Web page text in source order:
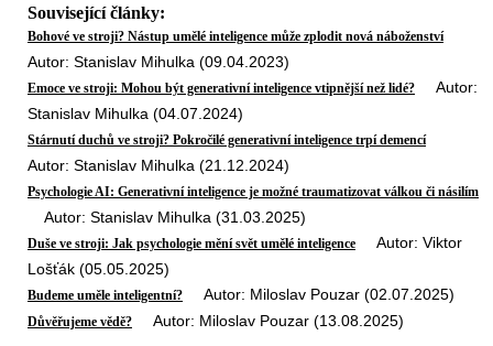
Související články:
Bohové ve stroji? Nástup umělé inteligence může zplodit nová náboženství
Autor: Stanislav Mihulka (09.04.2023)
Emoce ve stroji: Mohou být generativní inteligence vtipnější než lidé? Autor:
Stanislav Mihulka (04.07.2024)
Stárnutí duchů ve stroji? Pokročilé generativní inteligence trpí demencí
Autor: Stanislav Mihulka (21.12.2024)
Psychologie AI: Generativní inteligence je možné traumatizovat válkou či násilím
Autor: Stanislav Mihulka (31.03.2025)
Duše ve stroji: Jak psychologie mění svět umělé inteligence Autor: Viktor
Lošťák (05.05.2025)
Budeme uměle inteligentní? Autor: Miloslav Pouzar (02.07.2025)
Důvěřujeme vědě? Autor: Miloslav Pouzar (13.08.2025)